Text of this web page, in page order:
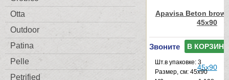
Otta
Outdoor
Patina
Pelle
Petrified
Apavisa Beton
45x90
Звоните В КОРЗИНУ
Шт.в упаковке: 3
Размер, см: 45x90